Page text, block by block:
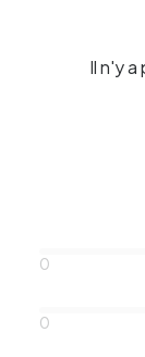
Il n'y
0
0